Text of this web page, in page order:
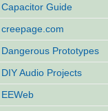
Capacitor Guide
creepage.com
Dangerous Prototypes
DIY Audio Projects
EEWeb